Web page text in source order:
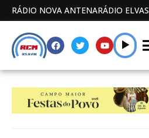
RÁDIO NOVA ANTENARÁDIO ELVAS